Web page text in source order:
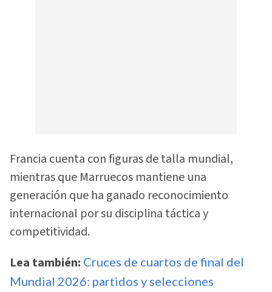
Francia cuenta con figuras de talla mundial,
mientras que Marruecos mantiene una
generación que ha ganado reconocimiento
internacional por su disciplina táctica y
competitividad.
Lea también: Cruces de cuartos de final del
Mundial 2026: partidos y selecciones